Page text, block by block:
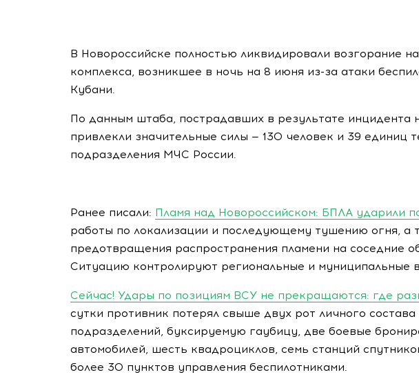
В Новороссийске полностью ликвидировали возгорание
комплекса, возникшее в ночь на 8 июня из-за атаки
Кубани.
По данным штаба, пострадавших в результате инцидента
привлекли значительные силы — 130 человек и 39 единиц
подразделения МЧС России.
Ранее писали: Пламя над Новороссийском: БПЛА ударили
работы по локализации и последующему тушению огня, а
предотвращения распространения пламени на соседние
Ситуацию контролируют региональные и муниципальные
Сейчас! Удары по позициям ВСУ не прекращаются: где
сутки противник потерял свыше двух рот личного
подразделений, буксируемую гаубицу, две боевые
автомобилей, шесть квадроциклов, семь станций
более 30 пунктов управления беспилотниками.